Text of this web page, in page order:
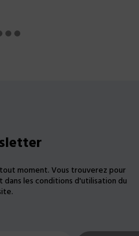
moment. Vous trouverez pour
les conditions d'utilisation du